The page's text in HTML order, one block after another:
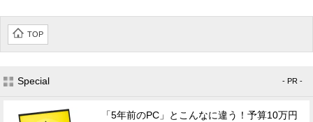
TOP
Special - PR -
「5年前のPC」とこんなに違う！予算10万円